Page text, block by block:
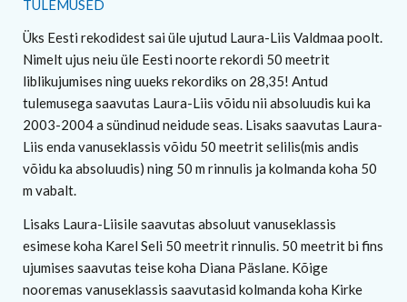
TULEMUSED
Üks Eesti rekodidest sai üle ujutud Laura-Liis Valdmaa poolt.
Nimelt ujus neiu üle Eesti noorte rekordi 50 meetrit
liblikujumises ning uueks rekordiks on 28,35! Antud
tulemusega saavutas Laura-Liis võidu nii absoluudis kui ka
2003-2004 a sündinud neidude seas. Lisaks saavutas Laura-
Liis enda vanuseklassis võidu 50 meetrit selilis(mis andis
võidu ka absoluudis) ning 50 m rinnulis ja kolmanda koha 50
m vabalt.
Lisaks Laura-Liisile saavutas absoluut vanuseklassis
esimese koha Karel Seli 50 meetrit rinnulis. 50 meetrit bi fins
ujumises saavutas teise koha Diana Päslane. Kõige
nooremas vanuseklassis saavutasid kolmanda koha Kirke